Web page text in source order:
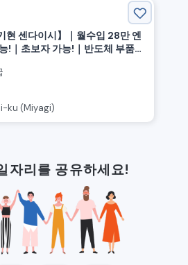
현 센다이시】｜월수입 28만 엔
!｜초보자 가능!｜반도체 부품
ku (Miyagi)
자리를 공유하세요!